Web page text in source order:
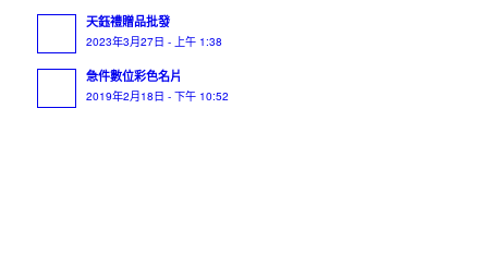
天鈺禮贈品批發
2023年3月27日 - 上午 1:38
急件數位彩色名片
2019年2月18日 - 下午 10:52